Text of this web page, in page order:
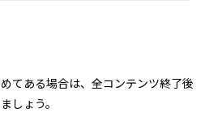
てある場合は、全コンテンツ終了後
しょう。